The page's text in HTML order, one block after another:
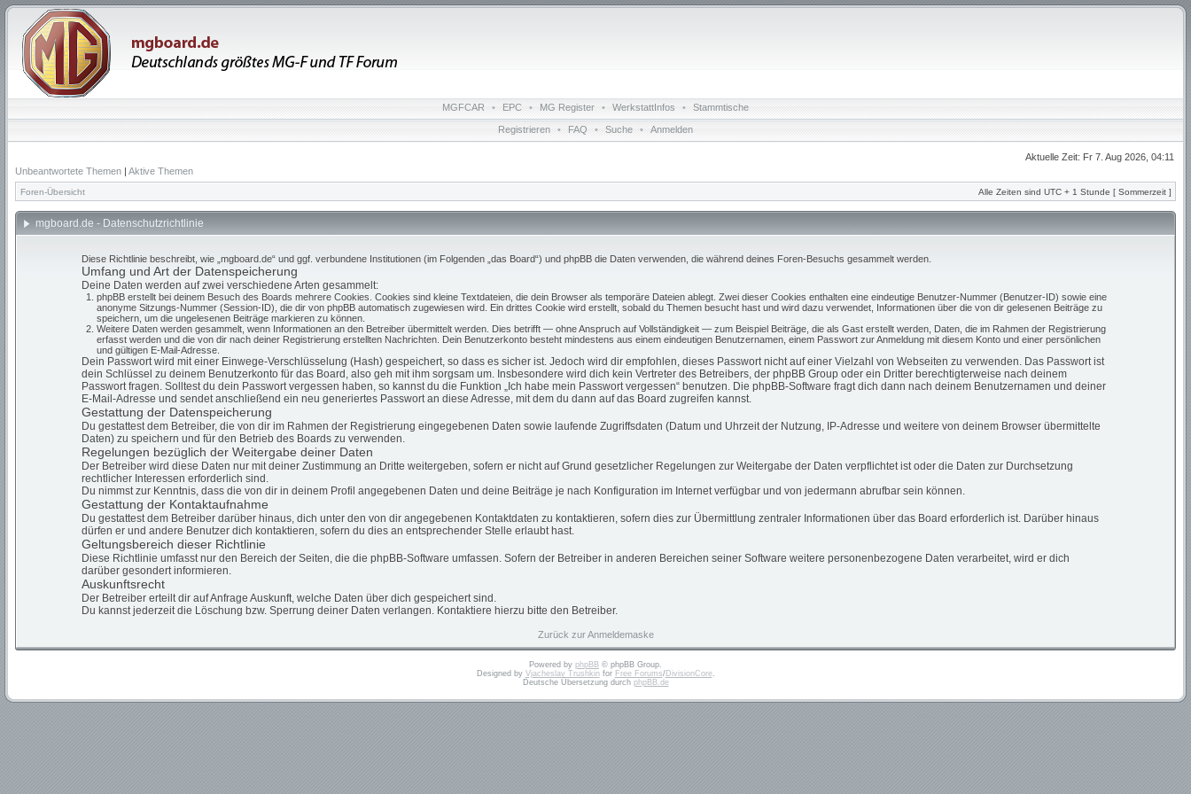
MGFCAR • EPC • MG Register • WerkstattInfos • Stammtische
Registrieren • FAQ • Suche • Anmelden
Aktuelle Zeit: Fr 7. Aug 2026, 04:11
Unbeantwortete Themen | Aktive Themen
Foren-Übersicht Alle Zeiten sind UTC + 1 Stunde [ Sommerzeit ]
mgboard.de - Datenschutzrichtlinie
Diese Richtlinie beschreibt, wie „mgboard.de“ und ggf. verbundene Institutionen (im Folgenden „das Board“) und phpBB die Daten verwenden, die während deines Foren-Besuchs gesammelt werden.
Umfang und Art der Datenspeicherung
Deine Daten werden auf zwei verschiedene Arten gesammelt:
phpBB erstellt bei deinem Besuch des Boards mehrere Cookies. Cookies sind kleine Textdateien, die dein Browser als temporäre Dateien ablegt. Zwei dieser Cookies enthalten eine eindeutige Benutzer-Nummer (Benutzer-ID) sowie eine
anonyme Sitzungs-Nummer (Session-ID), die dir von phpBB automatisch zugewiesen wird. Ein drittes Cookie wird erstellt, sobald du Themen besucht hast und wird dazu verwendet, Informationen über die von dir gelesenen Beiträge zu
speichern, um die ungelesenen Beiträge markieren zu können.
Weitere Daten werden gesammelt, wenn Informationen an den Betreiber übermittelt werden. Dies betrifft — ohne Anspruch auf Vollständigkeit — zum Beispiel Beiträge, die als Gast erstellt werden, Daten, die im Rahmen der Registrierung
erfasst werden und die von dir nach deiner Registrierung erstellten Nachrichten. Dein Benutzerkonto besteht mindestens aus einem eindeutigen Benutzernamen, einem Passwort zur Anmeldung mit diesem Konto und einer persönlichen
und gültigen E-Mail-Adresse.
Dein Passwort wird mit einer Einwege-Verschlüsselung (Hash) gespeichert, so dass es sicher ist. Jedoch wird dir empfohlen, dieses Passwort nicht auf einer Vielzahl von Webseiten zu verwenden. Das Passwort ist
dein Schlüssel zu deinem Benutzerkonto für das Board, also geh mit ihm sorgsam um. Insbesondere wird dich kein Vertreter des Betreibers, der phpBB Group oder ein Dritter berechtigterweise nach deinem
Passwort fragen. Solltest du dein Passwort vergessen haben, so kannst du die Funktion „Ich habe mein Passwort vergessen“ benutzen. Die phpBB-Software fragt dich dann nach deinem Benutzernamen und deiner
E-Mail-Adresse und sendet anschließend ein neu generiertes Passwort an diese Adresse, mit dem du dann auf das Board zugreifen kannst.
Gestattung der Datenspeicherung
Du gestattest dem Betreiber, die von dir im Rahmen der Registrierung eingegebenen Daten sowie laufende Zugriffsdaten (Datum und Uhrzeit der Nutzung, IP-Adresse und weitere von deinem Browser übermittelte
Daten) zu speichern und für den Betrieb des Boards zu verwenden.
Regelungen bezüglich der Weitergabe deiner Daten
Der Betreiber wird diese Daten nur mit deiner Zustimmung an Dritte weitergeben, sofern er nicht auf Grund gesetzlicher Regelungen zur Weitergabe der Daten verpflichtet ist oder die Daten zur Durchsetzung
rechtlicher Interessen erforderlich sind.
Du nimmst zur Kenntnis, dass die von dir in deinem Profil angegebenen Daten und deine Beiträge je nach Konfiguration im Internet verfügbar und von jedermann abrufbar sein können.
Gestattung der Kontaktaufnahme
Du gestattest dem Betreiber darüber hinaus, dich unter den von dir angegebenen Kontaktdaten zu kontaktieren, sofern dies zur Übermittlung zentraler Informationen über das Board erforderlich ist. Darüber hinaus
dürfen er und andere Benutzer dich kontaktieren, sofern du dies an entsprechender Stelle erlaubt hast.
Geltungsbereich dieser Richtlinie
Diese Richtlinie umfasst nur den Bereich der Seiten, die die phpBB-Software umfassen. Sofern der Betreiber in anderen Bereichen seiner Software weitere personenbezogene Daten verarbeitet, wird er dich
darüber gesondert informieren.
Auskunftsrecht
Der Betreiber erteilt dir auf Anfrage Auskunft, welche Daten über dich gespeichert sind.
Du kannst jederzeit die Löschung bzw. Sperrung deiner Daten verlangen. Kontaktiere hierzu bitte den Betreiber.
Zurück zur Anmeldemaske
Powered by phpBB © phpBB Group.
Designed by Vjacheslav Trushkinfor Free Forums/DivisionCore.
Deutsche Übersetzung durch phpBB.de